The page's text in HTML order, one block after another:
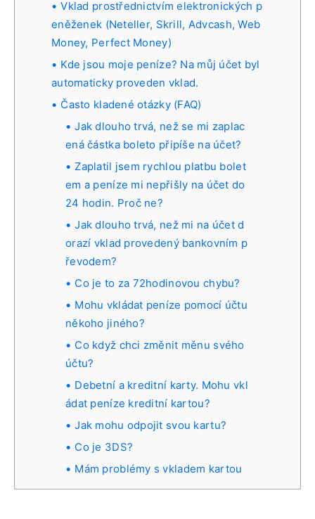
Vklad prostřednictvím elektronických p
eněženek (Neteller, Skrill, Advcash, Web
Money, Perfect Money)
Kde jsou moje peníze? Na můj účet byl
automaticky proveden vklad.
Často kladené otázky (FAQ)
Jak dlouho trvá, než se mi zaplac
ená částka boleto připíše na účet?
Zaplatil jsem rychlou platbu bolet
em a peníze mi nepřišly na účet do
24 hodin. Proč ne?
Jak dlouho trvá, než mi na účet d
orazí vklad provedený bankovním p
řevodem?
Co je to za 72hodinovou chybu?
Mohu vkládat peníze pomocí účtu
někoho jiného?
Co když chci změnit měnu svého
účtu?
Debetní a kreditní karty. Mohu vkl
ádat peníze kreditní kartou?
Jak mohu odpojit svou kartu?
Co je 3DS?
Mám problémy s vkladem kartou